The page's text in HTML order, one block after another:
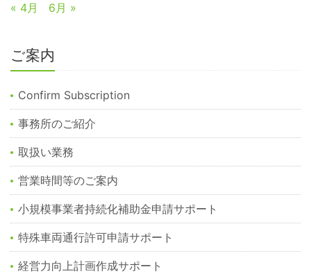
« 4月
6月 »
ご案内
Confirm Subscription
事務所のご紹介
取扱い業務
営業時間等のご案内
小規模事業者持続化補助金申請サポート
特殊車両通行許可申請サポート
経営力向上計画作成サポート